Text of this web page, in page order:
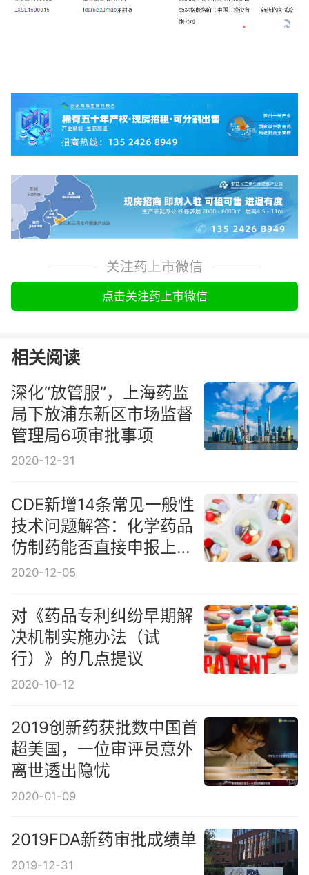
关注药上市微信
点击关注药上市微信
相关阅读
深化“放管服”，上海药监
局下放浦东新区市场监督
管理局6项审批事项
2020-12-31
CDE新增14条常见一般性
技术问题解答：化学药品
仿制药能否直接申报上市
许可申请？
2020-12-05
对《药品专利纠纷早期解
决机制实施办法（试
行）》的几点提议
2020-10-12
2019创新药获批数中国首
超美国，一位审评员意外
离世透出隐忧
2020-01-09
2019FDA新药审批成绩单
2019-12-31